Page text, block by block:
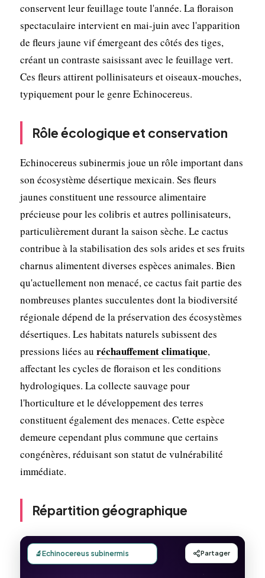
conservent leur feuillage toute l'année. La floraison
spectaculaire intervient en mai-juin avec l'apparition
de fleurs jaune vif émergeant des côtés des tiges,
créant un contraste saisissant avec le feuillage vert.
Ces fleurs attirent pollinisateurs et oiseaux-mouches,
typiquement pour le genre Echinocereus.
Rôle écologique et conservation
Echinocereus subinermis joue un rôle important dans
son écosystème désertique mexicain. Ses fleurs
jaunes constituent une ressource alimentaire
précieuse pour les colibris et autres pollinisateurs,
particulièrement durant la saison sèche. Le cactus
contribue à la stabilisation des sols arides et ses fruits
charnus alimentent diverses espèces animales. Bien
qu'actuellement non menacé, ce cactus fait partie des
nombreuses plantes succulentes dont la biodiversité
régionale dépend de la préservation des écosystèmes
désertiques. Les habitats naturels subissent des
pressions liées au réchauffement climatique,
affectant les cycles de floraison et les conditions
hydrologiques. La collecte sauvage pour
l'horticulture et le développement des terres
constituent également des menaces. Cette espèce
demeure cependant plus commune que certains
congénères, réduisant son statut de vulnérabilité
immédiate.
Répartition géographique